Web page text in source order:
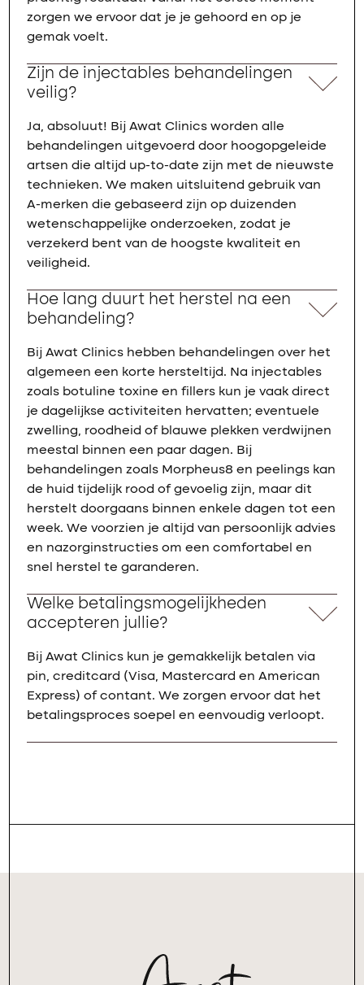
zorgen we ervoor dat je je gehoord en op je
gemak voelt.
Zijn de injectables behandelingen
veilig?
Ja, absoluut! Bij Awat Clinics worden alle
behandelingen uitgevoerd door hoogopgeleide
artsen die altijd up-to-date zijn met de nieuwste
technieken. We maken uitsluitend gebruik van
A-merken die gebaseerd zijn op duizenden
wetenschappelijke onderzoeken, zodat je
verzekerd bent van de hoogste kwaliteit en
veiligheid.
Hoe lang duurt het herstel na een
behandeling?
Bij Awat Clinics hebben behandelingen over het
algemeen een korte hersteltijd. Na injectables
zoals botuline toxine en fillers kun je vaak direct
je dagelijkse activiteiten hervatten; eventuele
zwelling, roodheid of blauwe plekken verdwijnen
meestal binnen een paar dagen. Bij
behandelingen zoals Morpheus8 en peelings kan
de huid tijdelijk rood of gevoelig zijn, maar dit
herstelt doorgaans binnen enkele dagen tot een
week. We voorzien je altijd van persoonlijk advies
en nazorginstructies om een comfortabel en
snel herstel te garanderen.
Welke betalingsmogelijkheden
accepteren jullie?
Bij Awat Clinics kun je gemakkelijk betalen via
pin, creditcard (Visa, Mastercard en American
Express) of contant. We zorgen ervoor dat het
betalingsproces soepel en eenvoudig verloopt.